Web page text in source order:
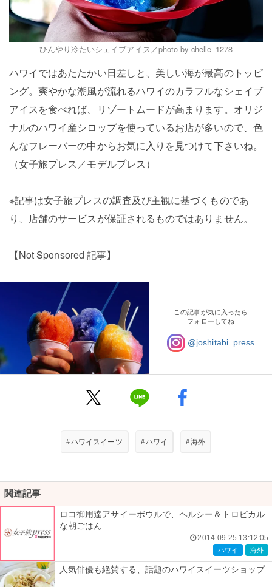
ひんやり冷たいシェイブアイス／photo by chelle_1278
ハワイではあたたかい日差しと、美しい海が最高のトッピ
ング。爽やかな潮風が流れるハワイのカラフルなシェイブ
アイスを食べれば、リゾートムードが高まります。オリジ
ナルのハワイ産シロップを使っているお店が多いので、色
んなフレーバーの中からお気に入りを見つけて下さいね。
（女子旅プレス／モデルプレス）
※記事は女子旅プレスの調査及び主観に基づくものであ
り、店舗のサービスが保証されるものではありません。
【Not Sponsored 記事】
この記事が気に入ったら
フォローしてね
@joshitabi_press
#ハワイスイーツ #ハワイ #海外
関連記事
ロコ御用達アサイーボウルで、ヘルシー＆トロピカル
な朝ごはん
2014-09-25 13:12:05
ハワイ 海外
人気俳優も絶賛する、話題のハワイスイーツショップ